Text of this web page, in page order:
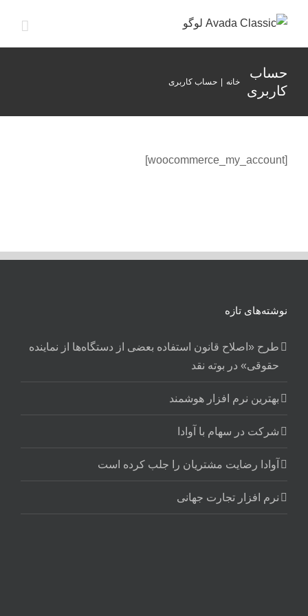
کردن
محتوا
حساب
کاربری
خانه حساب کاربری
[woocommerce_my_account]
نوشته‌های تازه
طرح «اصلاح قانون استفاده بعضی از دستگاه‌ها از نماینده
حقوقی» در بوته نقد
بهترین نرم افزار هوشمند
شرکت در سهام با آوادا
آوادا رضایت مشتریان را جلب کرده است
نرم افزار تجارت جهانی